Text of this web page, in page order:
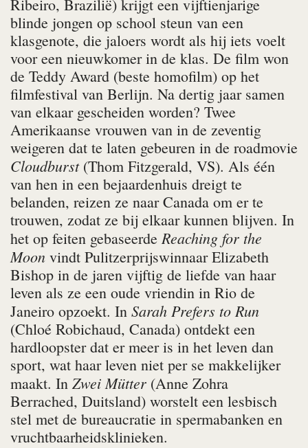
Ribeiro, Brazilië) krijgt een vijftienjarige
blinde jongen op school steun van een
klasgenote, die jaloers wordt als hij iets voelt
voor een nieuwkomer in de klas. De film won
de Teddy Award (beste homofilm) op het
filmfestival van Berlijn. Na dertig jaar samen
van elkaar gescheiden worden? Twee
Amerikaanse vrouwen van in de zeventig
weigeren dat te laten gebeuren in de roadmovie
Cloudburst(Thom Fitzgerald, VS). Als één
van hen in een bejaardenhuis dreigt te
belanden, reizen ze naar Canada om er te
trouwen, zodat ze bij elkaar kunnen blijven. In
het op feiten gebaseerde Reaching for the
Moon vindt Pulitzerprijswinnaar Elizabeth
Bishop in de jaren vijftig de liefde van haar
leven als ze een oude vriendin in Rio de
Janeiro opzoekt. In Sarah Prefers to Run
(Chloé Robichaud, Canada) ontdekt een
hardloopster dat er meer is in het leven dan
sport, wat haar leven niet per se makkelijker
maakt. In Zwei Mütter (Anne Zohra
Berrached, Duitsland) worstelt een lesbisch
stel met de bureaucratie in spermabanken en
vruchtbaarheidsklinieken.